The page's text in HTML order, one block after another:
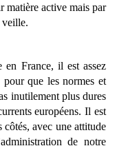
matière active mais par
en France, il est assez
que les normes et
inutilement plus dures
européens. Il est
côtés, avec une attitude
de notre